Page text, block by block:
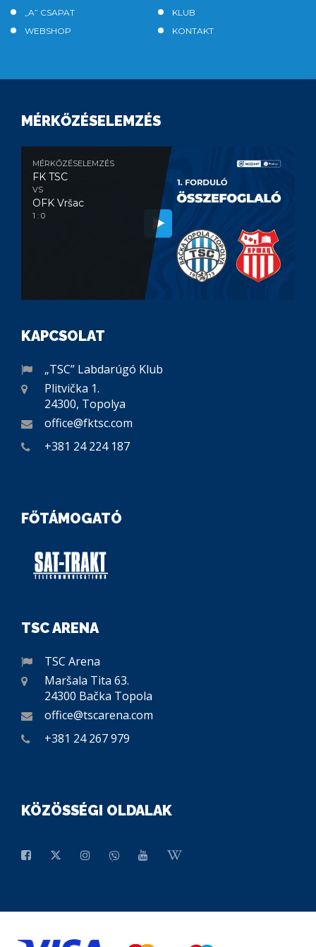
„A” CSAPAT
KLUB
WEBSHOP
KONTAKT
MÉRKŐZÉSELEMZÉS
MÉRKŐZÉSELEMZÉS
FK TSC
VS
OFK Vršac
1 : 0
KAPCSOLAT
„TSC” Labdarúgó Klub
Plitvička 1.
24300, Topolya
office@fktsc.com
+381 24 224 187
FŐTÁMOGATÓ
TSC ARENA
TSC Arena
Maršala Tita 63.
24300 Bačka Topola
office@tscarena.com
+381 24 267 979
KÖZÖSSÉGI OLDALAK